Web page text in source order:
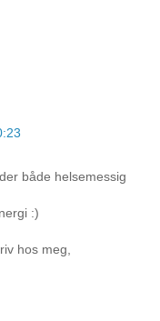
både helsemessig
:)
hos meg,